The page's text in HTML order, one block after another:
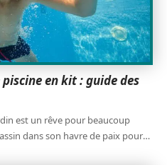
en kit : guide des
est un rêve pour beaucoup
dans son havre de paix pour…